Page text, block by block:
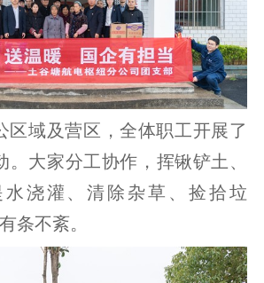
区域及营区，全体职工开展了
。大家分工协作，挥锹铲土、
浇灌、清除杂草、捡拾垃
条不紊。